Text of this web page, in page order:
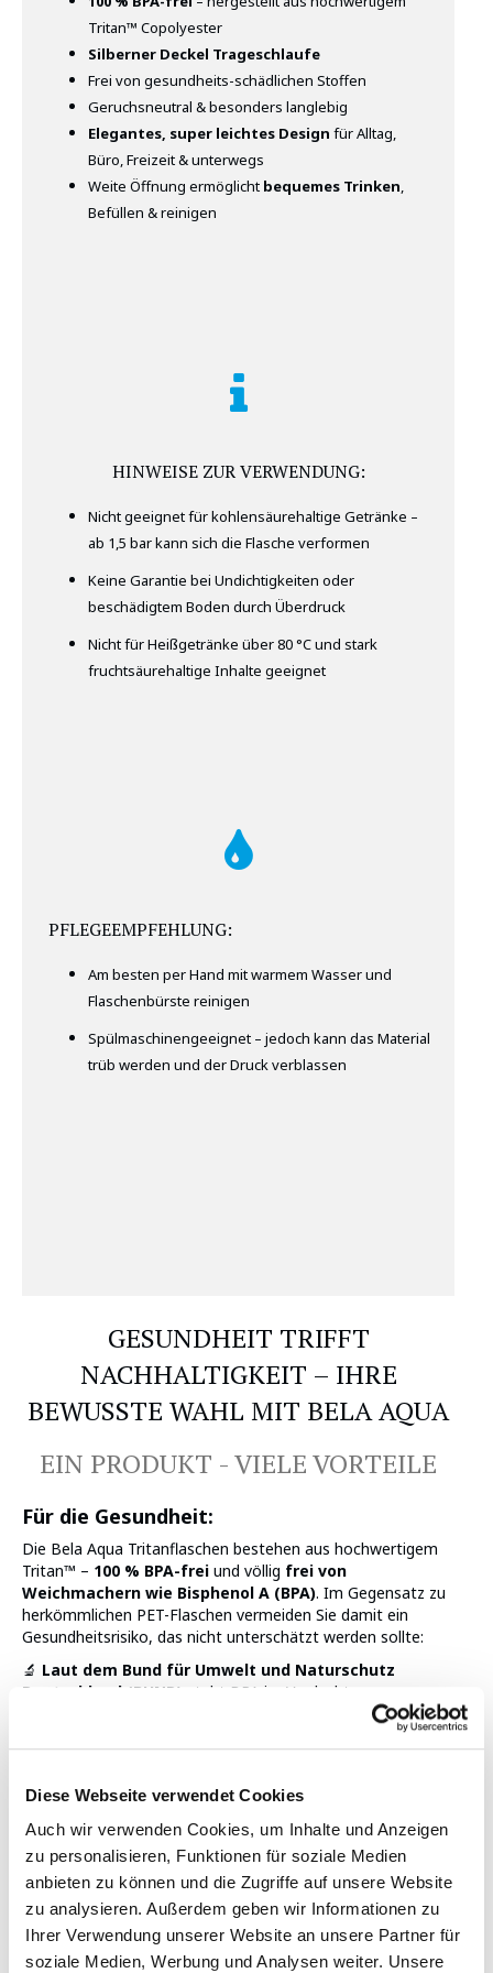
Diese Webseite verwendet Cookies
Auch wir verwenden Cookies, um Inhalte und Anzeigen
zu personalisieren, Funktionen für soziale Medien
anbieten zu können und die Zugriffe auf unsere Website
zu analysieren. Außerdem geben wir Informationen zu
Ihrer Verwendung unserer Website an unsere Partner für
soziale Medien, Werbung und Analysen weiter. Unsere
Tritan™ Copolyester
Silberner Deckel Trageschlaufe
Frei von gesundheits-schädlichen Stoffen
Geruchsneutral & besonders langlebig
Elegantes, super leichtes Design für Alltag,
Büro, Freizeit & unterwegs
Weite Öffnung ermöglicht bequemes Trinken,
Befüllen & reinigen
HINWEISE ZUR VERWENDUNG:
Nicht geeignet für kohlensäurehaltige Getränke –
ab 1,5 bar kann sich die Flasche verformen
Keine Garantie bei Undichtigkeiten oder
beschädigtem Boden durch Überdruck
Nicht für Heißgetränke über 80 °C und stark
fruchtsäurehaltige Inhalte geeignet
PFLEGEEMPFEHLUNG:
Am besten per Hand mit warmem Wasser und
Flaschenbürste reinigen
Spülmaschinengeeignet – jedoch kann das Material
trüb werden und der Druck verblassen
GESUNDHEIT TRIFFT
NACHHALTIGKEIT – IHRE
BEWUSSTE WAHL MIT BELA AQUA
EIN PRODUKT - VIELE VORTEILE
Für die Gesundheit:
Die Bela Aqua Tritanflaschen bestehen aus hochwertigem
Tritan™ – 100 % BPA-frei und völlig frei von
Weichmachern wie Bisphenol A (BPA). Im Gegensatz zu
herkömmlichen PET-Flaschen vermeiden Sie damit ein
Gesundheitsrisiko, das nicht unterschätzt werden sollte:
🔬 Laut dem Bund für Umwelt und Naturschutz
Deutschland (BUND)
steht BPA im Verdacht:
Impotenz & Verweiblichung zu fördern
verursachen (besonders bei Neugeborenen)
zu beeinträchtigen
Diabetes und genetische Schäden zu begünstigen
Mit Bela Aqua setzen Sie auf eine gesunde, sichere
Alternative – Tag für Tag.
Für unsere Umwelt: